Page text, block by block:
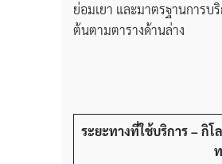
ย่อมเยา และมาตรฐานการบ
ต้นตามตารางด้านล่าง
ระยะทางที่ใช้บริการ– กิโ